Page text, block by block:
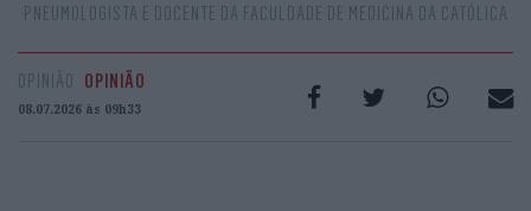
PNEUMOLOGISTA E DOCENTE DA FACULDADE DE MEDICINA DA CATÓLICA
OPINIÃO OPINIÃO
08.07.2026 às 09h33